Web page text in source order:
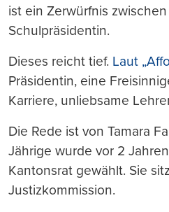
ist ein Zerwürfnis
Schulpräsidentin.
Dieses reicht tief. Laut
Präsidentin, eine
Karriere, unliebsame
Die Rede ist von Tamara
Jährige wurde vor 2
Kantonsrat gewählt. Sie
Justizkommission.